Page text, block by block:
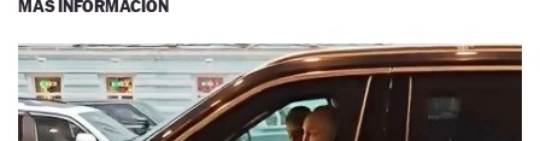
MÁS INFORMACIÓN